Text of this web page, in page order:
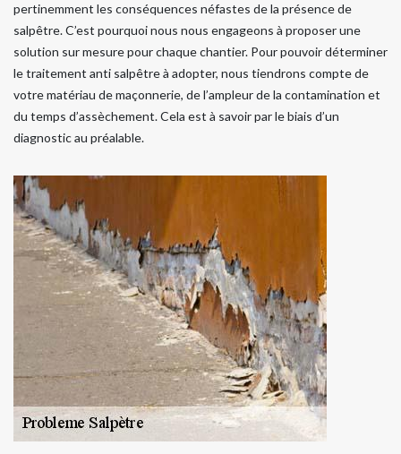
pertinemment les conséquences néfastes de la présence de
salpêtre. C’est pourquoi nous nous engageons à proposer une
solution sur mesure pour chaque chantier. Pour pouvoir déterminer
le traitement anti salpêtre à adopter, nous tiendrons compte de
votre matériau de maçonnerie, de l’ampleur de la contamination et
du temps d’assèchement. Cela est à savoir par le biais d’un
diagnostic au préalable.